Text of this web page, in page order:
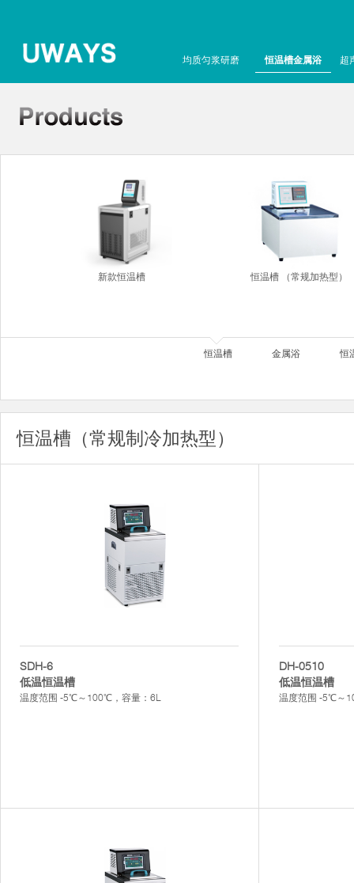
均质匀浆研磨 恒温槽金属浴 超
新款恒温槽 恒温槽 （常规加热型）
恒温槽 金属浴 恒
恒温槽（常规制冷加热型）
SDH-6
低温恒温槽
温度范围 -5℃～100℃，容量：6L
DH-0510
低温恒温槽
温度范围 -5℃～